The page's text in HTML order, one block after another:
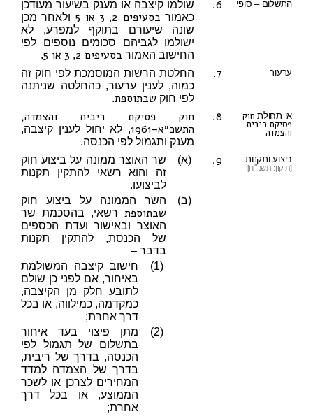
6. התשלום – סופי
שולמו קיצבה או מענק בשיעור מעודכן
כאמור בסעיפים 2 ,
3 או 5
ולאחר מכן
שונה שיעורם בתוקף למפרע, לא
ישולמו לגביהם סכומים נוספים לפי
החישוב האמור בסעיפים 2 ,
3 או 5 .
7. ערעור
החלטת הרשות המוסמכת לפי חוק זה
כמוה, לענין ערעור, כהחלטה שניתנה
לפי חוק שבתוספת.
8. אי תחולת חוק
פסיקת ריבית
והצמדה
חוק פסיקת ריבית והצמדה,
התשכ״א–1961
, לא יחול לענין קיצבה,
מענק ותגמול לפי הכנסה.
9. ביצוע ותקנות
[תיקון: תשנ״ח]
(א)
שר האוצר ממונה על ביצוע חוק
זה והוא רשאי להתקין תקנות
לביצועו.
(ב)
השר הממונה על ביצוע חוק
שבתוספת רשאי, בהסכמת שר
האוצר ובאישור ועדת הכספים
של הכנסת, להתקין תקנות
בדבר –
(1)
חישוב קיצבה המשולמת
באיחור, אם לפני כן שולם
לתובע חלק מן הקיצבה,
כמקדמה, כמילווה, או בכל
דרך אחרת;
(2)
מתן פיצוי בעד איחור
בתשלום של תגמול לפי
הכנסה, בדרך של ריבית,
בדרך של הצמדה למדד
המחירים לצרכן או לשכר
הממוצע, או בכל דרך
אחרת;